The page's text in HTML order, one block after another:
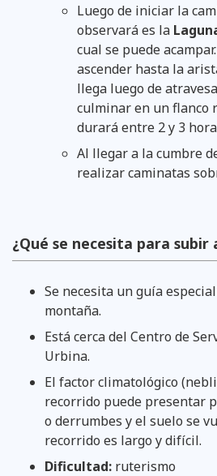
Luego de iniciar la
observará es la
cual se puede
ascender hasta la
llega luego de
culminar en un flanco
durará entre 2 y 3
Al llegar a la cumbre
realizar caminatas
¿Qué se necesita para subir
Se necesita un guía
montaña.
Está cerca del Centro de
Urbina.
El factor climatológico
recorrido puede presentar
o derrumbes y el suelo se
recorrido es largo y difícil.
Dificultad: ruterismo